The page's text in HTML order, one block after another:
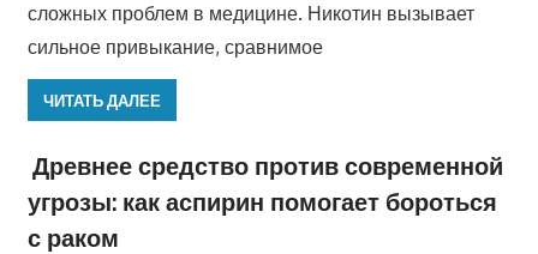
сложных проблем в медицине. Никотин вызывает
сильное привыкание, сравнимое
ЧИТАТЬ ДАЛЕЕ
Древнее средство против современной
угрозы: как аспирин помогает бороться
с раком